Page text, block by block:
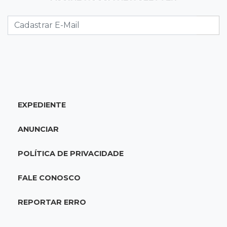
acidente com F-1000 na Av. Heráclito
18:28Concurso 3.042
acumulado em R$ 165 milhões
18:05Energia renovável
Produção de biodiesel cresce 32% em MS e
EXPEDIENTE
ANUNCIAR
POLÍTICA DE PRIVACIDADE
FALE CONOSCO
REPORTAR ERRO